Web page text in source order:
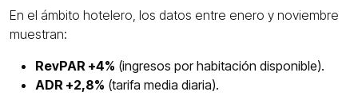
En el ámbito hotelero, los datos entre enero y noviembre
muestran:
RevPAR +4% (ingresos por habitación disponible).
ADR +2,8% (tarifa media diaria).